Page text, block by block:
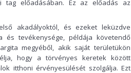
tag előadásában. Ez az előadás az
akadályoktól, és ezeket leküzdve
és tevékenysége, példája követendő
megyéből, akik saját területükön
hogy a törvényes keretek között
itthoni érvényesülését szolgálja. Ezt